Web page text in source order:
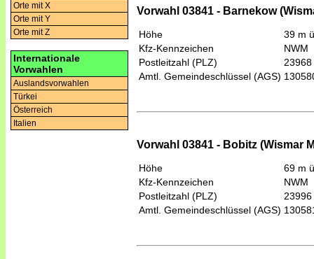
Orte mit X
Orte mit Y
Orte mit Z
Internationale
Vorwahlen
Auslandsvorwahlen
Türkei
Österreich
Italien
Vorwahl 03841 - Barnekow
Höhe
39 m
Kfz-Kennzeichen
NWM
Postleitzahl (PLZ)
23968
Amtl. Gemeindeschlüssel (AGS)
Vorwahl 03841 - Bobitz (Wismar
Höhe
69 m
Kfz-Kennzeichen
NWM
Postleitzahl (PLZ)
23996
Amtl. Gemeindeschlüssel (AGS)